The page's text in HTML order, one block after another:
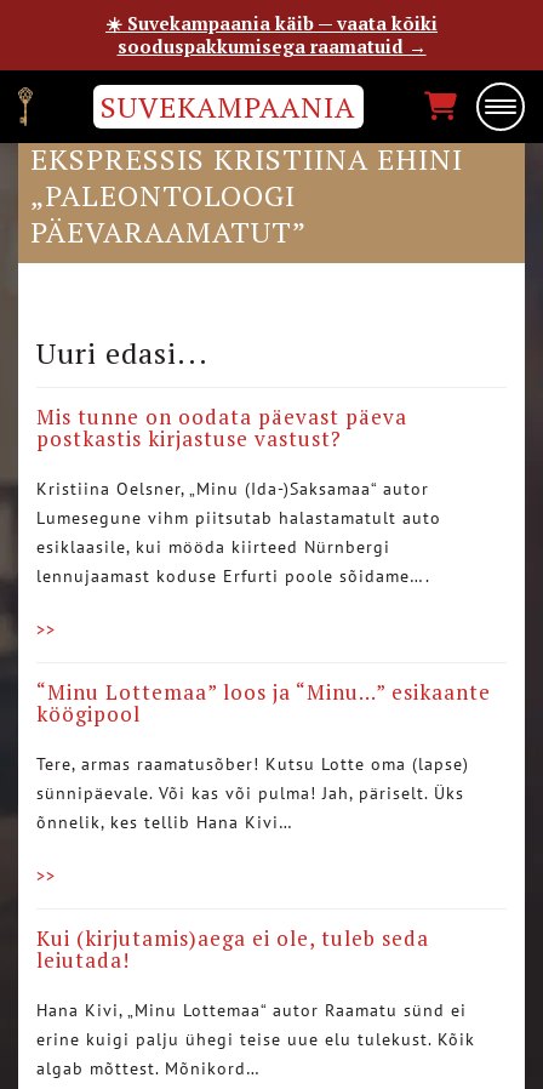
SUVEKAMPAANIA
KAUR RIISMAA ARVUSTAB EESTI
EKSPRESSIS KRISTIINA EHINI
„PALEONTOLOOGI
PÄEVARAAMATUT”
Uuri edasi...
Mis tunne on oodata päevast päeva
postkastis kirjastuse vastust?
Kristiina Oelsner, „Minu (Ida-)Saksamaa“ autor
Lumesegune vihm piitsutab halastamatult auto
esiklaasile, kui mööda kiirteed Nürnbergi
lennujaamast koduse Erfurti poole sõidame….
>>
“Minu Lottemaa” loos ja “Minu…” esikaante
köögipool
Tere, armas raamatusõber! Kutsu Lotte oma (lapse)
sünnipäevale. Või kas või pulma! Jah, päriselt. Üks
õnnelik, kes tellib Hana Kivi…
>>
Kui (kirjutamis)aega ei ole, tuleb seda
leiutada!
Hana Kivi, „Minu Lottemaa“ autor Raamatu sünd ei
erine kuigi palju ühegi teise uue elu tulekust. Kõik
algab mõttest. Mõnikord…
☀️ Suvekampaania käib — vaata kõiki
sooduspakkumisega raamatuid →